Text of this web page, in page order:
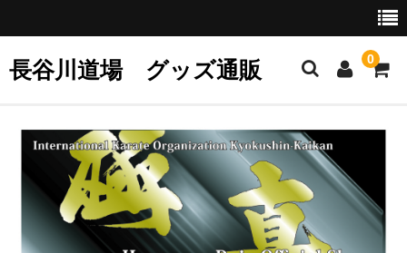
長谷川道場 グッズ通販 0
ホーム
サポーター
ミット
グッズ